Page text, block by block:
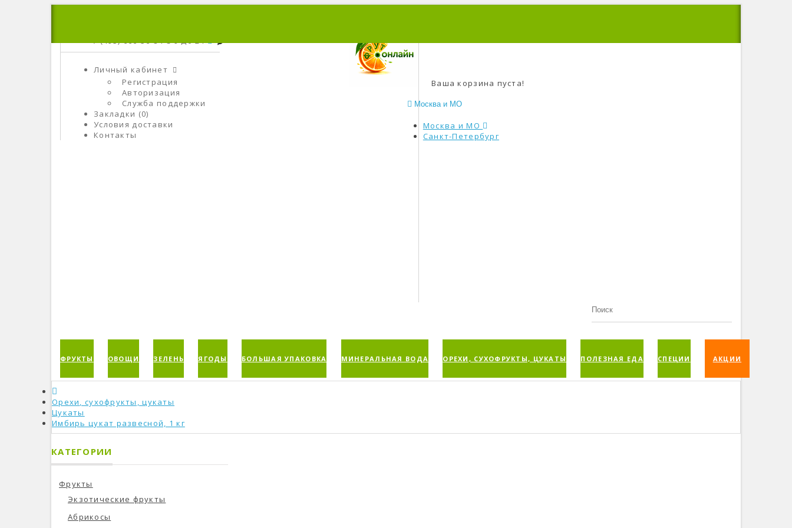
+7 (495) 666-56-84C 9 До 21
Личный кабинет
Регистрация
Авторизация
Служба поддержки
Закладки (0)
Условия доставки
Контакты
Ваша корзина пуста!
Москва и МО
Москва и МО
Санкт-Петербург
ФРУКТЫ ОВОЩИ ЗЕЛЕНЬ ЯГОДЫ БОЛЬШАЯ УПАКОВКА МИНЕРАЛЬНАЯ ВОДА ОРЕХИ, СУХОФРУКТЫ, ЦУКАТЫ ПОЛЕЗНАЯ ЕДА СПЕЦИИ АКЦИИ
Орехи, сухофрукты, цукаты
Цукаты
Имбирь цукат развесной, 1 кг
КАТЕГОРИИ
Фрукты
Экзотические фрукты
Абрикосы